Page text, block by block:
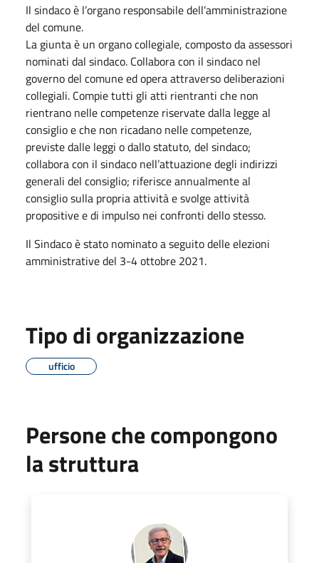
Il sindaco è l’organo responsabile dell’amministrazione
del comune.
La giunta è un organo collegiale, composto da assessori
nominati dal sindaco. Collabora con il sindaco nel
governo del comune ed opera attraverso deliberazioni
collegiali. Compie tutti gli atti rientranti che non
rientrano nelle competenze riservate dalla legge al
consiglio e che non ricadano nelle competenze,
previste dalle leggi o dallo statuto, del sindaco;
collabora con il sindaco nell’attuazione degli indirizzi
generali del consiglio; riferisce annualmente al
consiglio sulla propria attività e svolge attività
propositive e di impulso nei confronti dello stesso.
Il Sindaco è stato nominato a seguito delle elezioni
amministrative del 3-4 ottobre 2021.
Tipo di organizzazione
ufficio
Persone che compongono
la struttura